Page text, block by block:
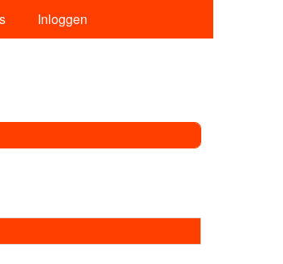
Inloggen